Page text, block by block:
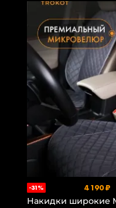
-31% 4 190 ₽
Накидки широкие